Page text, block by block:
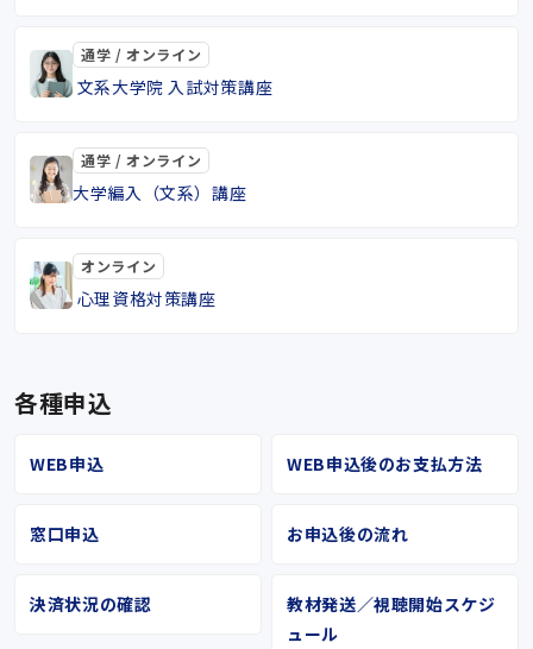
通学 / オンライン
文系大学院 入試対策講座
通学 / オンライン
大学編入（文系）講座
オンライン
心理資格対策講座
各種申込
WEB申込 WEB申込後のお支払方法
窓口申込 お申込後の流れ
決済状況の確認
教材発送／視聴開始スケジ
ュール